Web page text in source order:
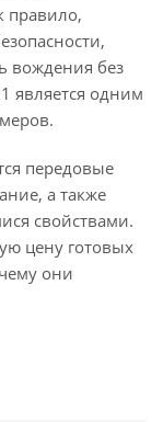
правило,
вождения без
является одним
передовые
а также
свойствами.
цену готовых
они